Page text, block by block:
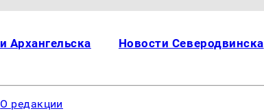
Архангельска Новости Северодвинска
О редакции